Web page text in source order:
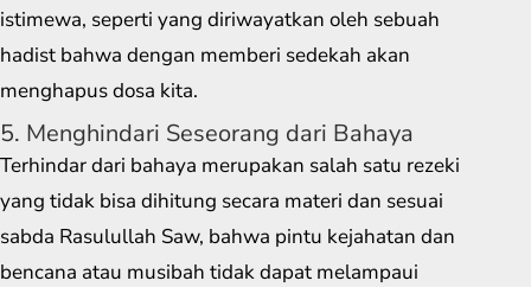
istimewa, seperti yang diriwayatkan oleh sebuah
hadist bahwa dengan memberi sedekah akan
menghapus dosa kita.
5. Menghindari Seseorang dari Bahaya
Terhindar dari bahaya merupakan salah satu rezeki
yang tidak bisa dihitung secara materi dan sesuai
sabda Rasulullah Saw, bahwa pintu kejahatan dan
bencana atau musibah tidak dapat melampaui